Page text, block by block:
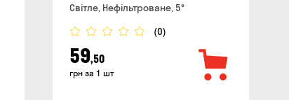
Світле, Нефільтроване, 5°
(0)
59,50
грн за 1 шт